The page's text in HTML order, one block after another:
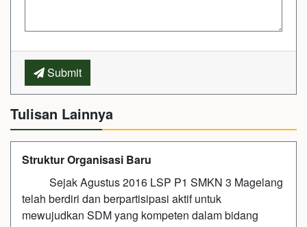
Submit
Tulisan Lainnya
Struktur Organisasi Baru
Sejak Agustus 2016 LSP P1 SMKN 3 Magelang
telah berdiri dan berpartisipasi aktif untuk
mewujudkan SDM yang kompeten dalam bidang